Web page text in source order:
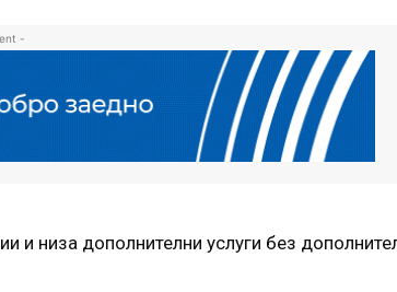
-
и низа дополнителни услуги без